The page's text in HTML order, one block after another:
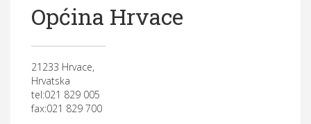
Općina Hrvace
21233 Hrvace,
Hrvatska
tel:021 829 005
fax:021 829 700